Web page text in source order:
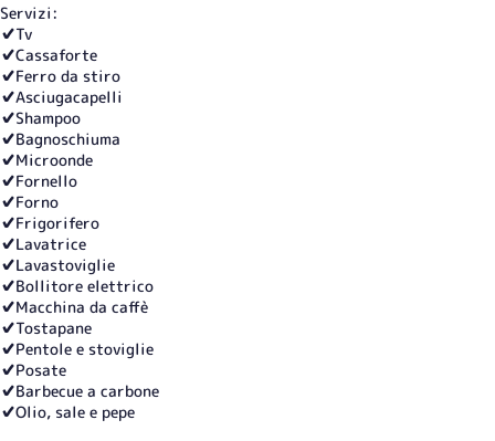
Servizi:
✔️Tv
✔️Cassaforte
✔️Ferro da stiro
✔️Asciugacapelli
✔️Shampoo
✔️Bagnoschiuma
✔️Microonde
✔️Fornello
✔️Forno
✔️Frigorifero
✔️Lavatrice
✔️Lavastoviglie
✔️Bollitore elettrico
✔️Macchina da caffè
✔️Tostapane
✔️Pentole e stoviglie
✔️Posate
✔️Barbecue a carbone
✔️Olio, sale e pepe